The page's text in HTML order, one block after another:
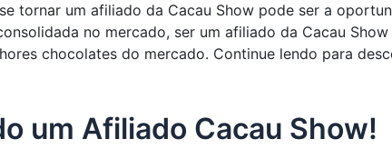
tornar um afiliado da Cacau Show pode ser a
no mercado, ser um afiliado da Cacau
chocolates do mercado. Continue lendo para
um Afiliado Cacau Show!